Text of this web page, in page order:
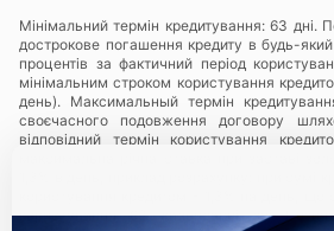
Мінімальний термін кредитування: 63 дні.
дострокове погашення кредиту в будь-
процентів за фактичний період
мінімальним строком користування
день). Максимальный термін
своєчасного подовження договору
відповідний термін користування
1,3% в день, приклад розрахунку: при сумі
користування 63 календарні дні